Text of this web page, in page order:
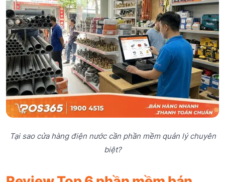
Tại sao cửa hàng điện nước cần phần mềm quản lý chuyên
biệt?